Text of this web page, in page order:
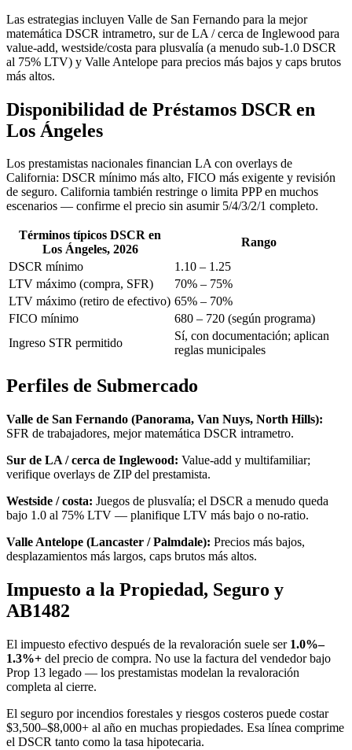
Las estrategias incluyen Valle de San Fernando para la mejor
matemática DSCR intrametro, sur de LA / cerca de Inglewood para
value-add, westside/costa para plusvalía (a menudo sub-1.0 DSCR
al 75% LTV) y Valle Antelope para precios más bajos y caps brutos
más altos.
Disponibilidad de Préstamos DSCR en
Los Ángeles
Los prestamistas nacionales financian LA con overlays de
California: DSCR mínimo más alto, FICO más exigente y revisión
de seguro. California también restringe o limita PPP en muchos
escenarios — confirme el precio sin asumir 5/4/3/2/1 completo.
Términos típicos DSCR en
Los Ángeles, 2026
Rango
DSCR mínimo
1.10 – 1.25
LTV máximo (compra, SFR)
70% – 75%
LTV máximo (retiro de efectivo) 65% – 70%
FICO mínimo
680 – 720 (según programa)
Ingreso STR permitido
Sí, con documentación; aplican
reglas municipales
Perfiles de Submercado
Valle de San Fernando (Panorama, Van Nuys, North Hills):
SFR de trabajadores, mejor matemática DSCR intrametro.
Sur de LA / cerca de Inglewood: Value-add y multifamiliar;
verifique overlays de ZIP del prestamista.
Westside / costa: Juegos de plusvalía; el DSCR a menudo queda
bajo 1.0 al 75% LTV — planifique LTV más bajo o no-ratio.
Valle Antelope (Lancaster / Palmdale): Precios más bajos,
desplazamientos más largos, caps brutos más altos.
Impuesto a la Propiedad, Seguro y
AB1482
El impuesto efectivo después de la revaloración suele ser 1.0%–
1.3%+ del precio de compra. No use la factura del vendedor bajo
Prop 13 legado — los prestamistas modelan la revaloración
completa al cierre.
El seguro por incendios forestales y riesgos costeros puede costar
$3,500–$8,000+ al año en muchas propiedades. Esa línea comprime
el DSCR tanto como la tasa hipotecaria.